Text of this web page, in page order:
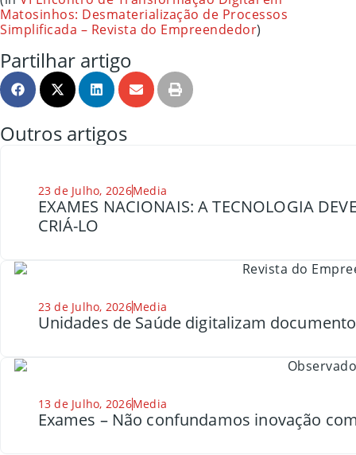
Matosinhos: Desmaterialização de Processos
Simplificada – Revista do Empreendedor)
Partilhar artigo
Outros artigos
23 de Julho, 2026Media
EXAMES NACIONAIS: A TECNOLOGIA
CRIÁ-LO
23 de Julho, 2026Media
Unidades de Saúde digitalizam
13 de Julho, 2026Media
Exames – Não confundamos inovação